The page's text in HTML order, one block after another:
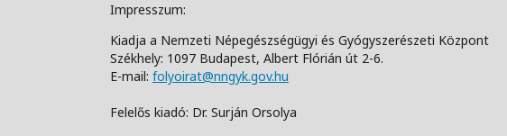
Impresszum:
Kiadja a Nemzeti Népegészségügyi és Gyógyszerészeti Központ
Székhely: 1097 Budapest, Albert Flórián út 2-6.
E-mail: folyoirat@nngyk.gov.hu
Felelős kiadó: Dr. Surján Orsolya